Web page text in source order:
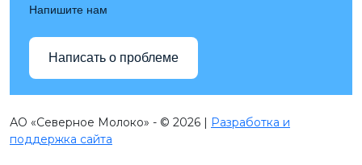
Напишите нам
Написать о проблеме
АО «Северное Молоко» - © 2026 | Разработка и
поддержка сайта